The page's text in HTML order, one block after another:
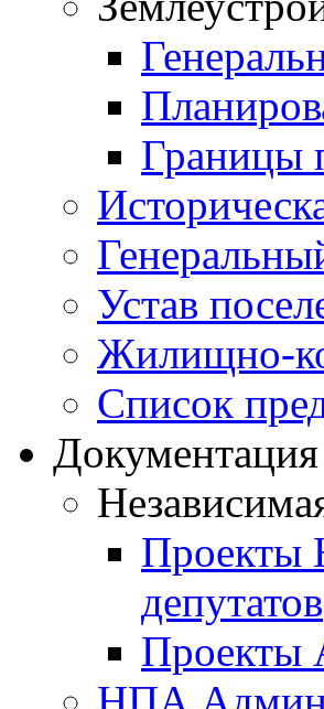
Границы
Устав
Жилищно-
Список
Документация
Проекты
депутатов
Проекты